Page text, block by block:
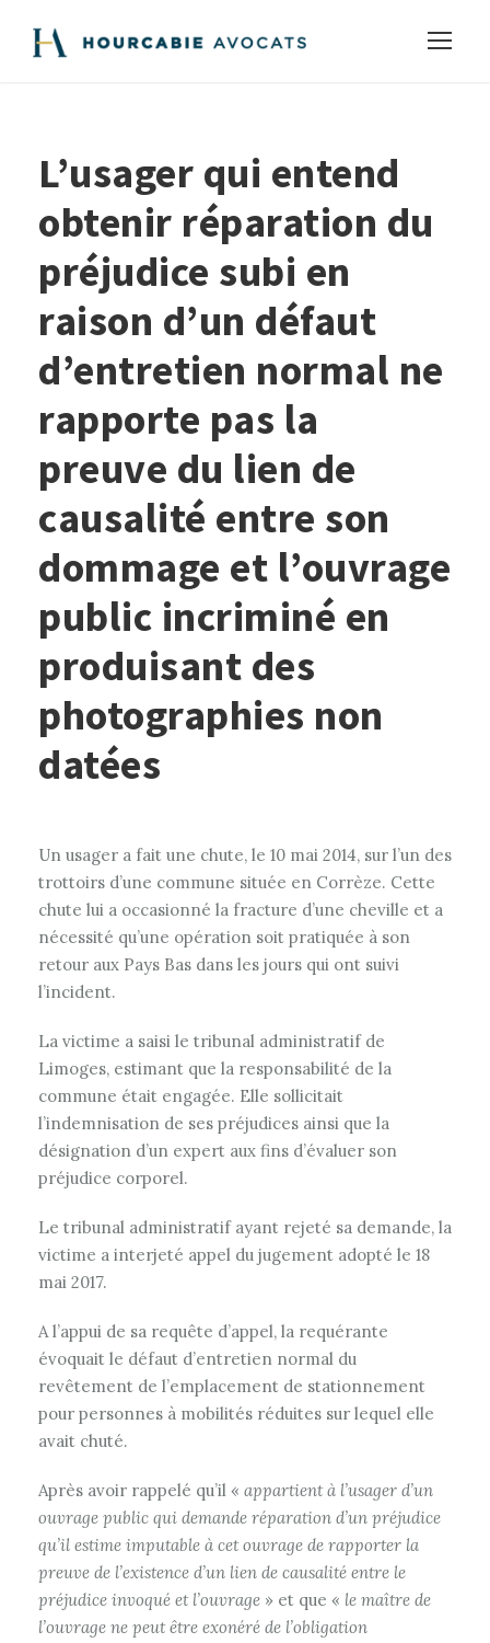
L’usager qui entend
obtenir réparation du
préjudice subi en
raison d’un défaut
d’entretien normal ne
rapporte pas la
preuve du lien de
causalité entre son
dommage et l’ouvrage
public incriminé en
produisant des
photographies non
datées
Un usager a fait une chute, le 10 mai 2014, sur l’un des
trottoirs d’une commune située en Corrèze. Cette
chute lui a occasionné la fracture d’une cheville et a
nécessité qu’une opération soit pratiquée à son
retour aux Pays Bas dans les jours qui ont suivi
l’incident.
La victime a saisi le tribunal administratif de
Limoges, estimant que la responsabilité de la
commune était engagée. Elle sollicitait
l’indemnisation de ses préjudices ainsi que la
désignation d’un expert aux fins d’évaluer son
préjudice corporel.
Le tribunal administratif ayant rejeté sa demande, la
victime a interjeté appel du jugement adopté le 18
mai 2017.
A l’appui de sa requête d’appel, la requérante
évoquait le défaut d’entretien normal du
revêtement de l’emplacement de stationnement
pour personnes à mobilités réduites sur lequel elle
avait chuté.
Après avoir rappelé qu’il « appartient à l’usager d’un
ouvrage public qui demande réparation d’un préjudice
qu’il estime imputable à cet ouvrage de rapporter la
preuve de l’existence d’un lien de causalité entre le
préjudice invoqué et l’ouvrage » et que « le maître de
l’ouvrage ne peut être exonéré de l’obligation